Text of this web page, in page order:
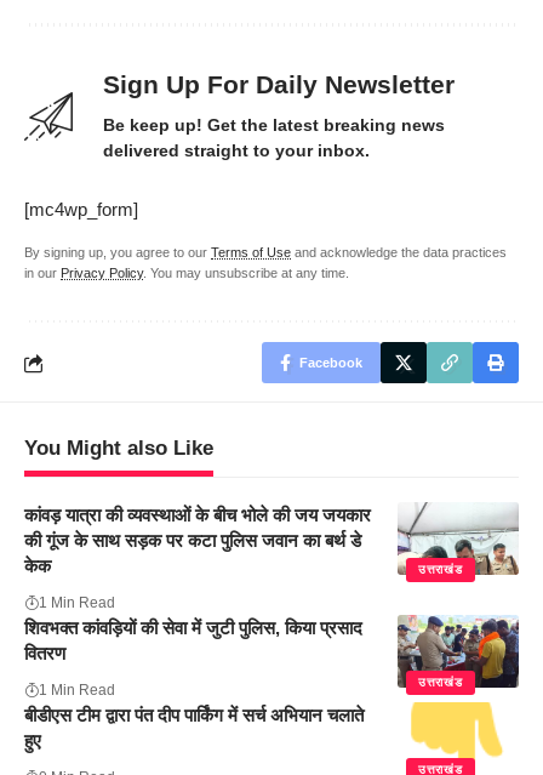
Sign Up For Daily Newsletter
Be keep up! Get the latest breaking news
delivered straight to your inbox.
[mc4wp_form]
By signing up, you agree to our Terms of Use and acknowledge the data practices
in our Privacy Policy. You may unsubscribe at any time.
Facebook
You Might also Like
उत्तराखंड
कांवड़ यात्रा की व्यवस्थाओं के बीच भोले की जय जयकार
की गूंज के साथ सड़क पर कटा पुलिस जवान का बर्थ डे
केक
1 Min Read
उत्तराखंड
शिवभक्त कांवड़ियों की सेवा में जुटी पुलिस, किया प्रसाद
वितरण
1 Min Read
उत्तराखंड
बीडीएस टीम द्वारा पंत दीप पार्किंग में सर्च अभियान चलाते
हुए